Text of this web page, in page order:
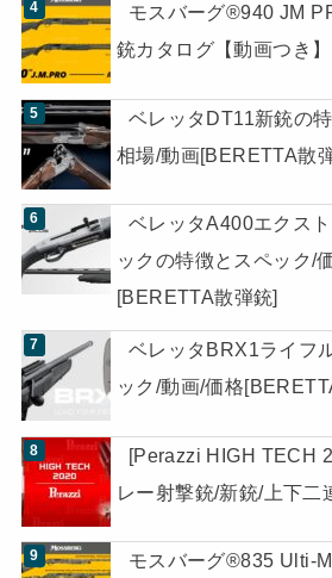
モスバーグ®940 JM
銃カタログ【動画つき】
ベレッタDT11新銃の
相場/動画[BERETTA散
ベレッタA400エクス
ックの特徴とスペック/
[BERETTA散弾銃]
ベレッタBRX1ライフ
ック/動画/価格
[Perazzi HIGH TECH
レー射撃銃/新銃/上下二
モスバーグ®835 Ulti-